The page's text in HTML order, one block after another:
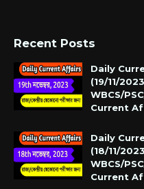
Recent Posts
Daily
(19/11/
WBCS/
Current
Daily
(18/11/
WBCS/
Current